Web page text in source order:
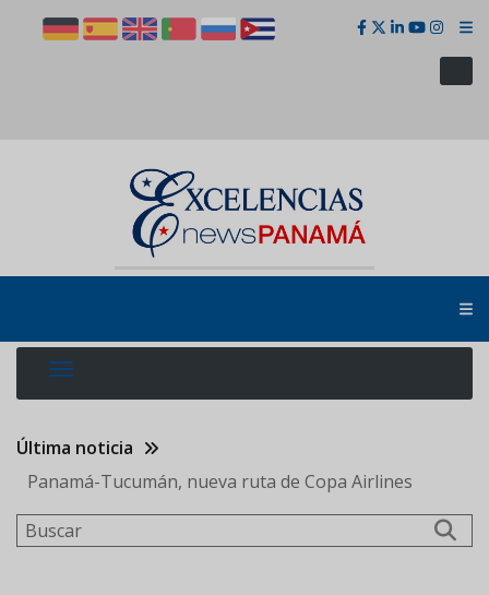
Última noticia
Panamá-Tucumán, nueva ruta de Copa Airlines
Buscar